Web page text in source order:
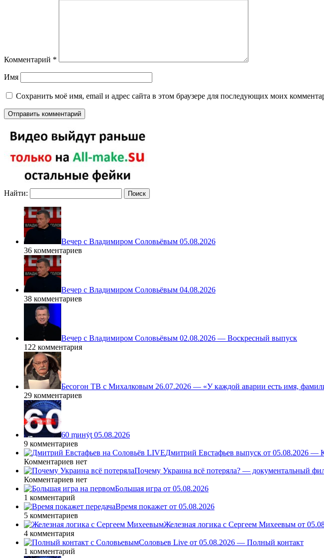
Комментарий *
Имя
Сохранить моё имя, email и адрес сайта в этом браузере для последующих моих
Найти:
Вечер с Владимиром Соловьёвым 05.08.2026
36 комментариев
Вечер с Владимиром Соловьёвым 04.08.2026
38 комментариев
Вечер с Владимиром Соловьёвым 02.08.2026 — Воскресный выпуск
122 комментария
Бесогон ТВ с Михалковым 26.07.2026 — «У каждой аварии есть имя,
29 комментариев
60 ṃинẏƫ 05.08.2026
9 комментариев
Дмитрий Евстафьев выпуск от 05.08.2026 —
Комментариев нет
Почему Украина всё потеряла? — документальный
Комментариев нет
Большая игра от 05.08.2026
1 комментарий
Время покажет от 05.08.2026
5 комментариев
Железная логика с Сергеем Михеевым от
4 комментария
Соловьев Live от 05.08.2026 — Полный контакт
1 комментарий